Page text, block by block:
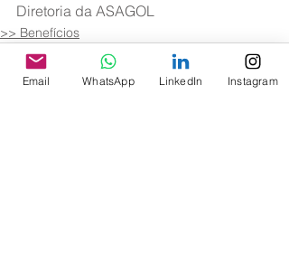
Diretoria da ASAGOL
>> Benefícios
Email WhatsApp LinkedIn Instagram